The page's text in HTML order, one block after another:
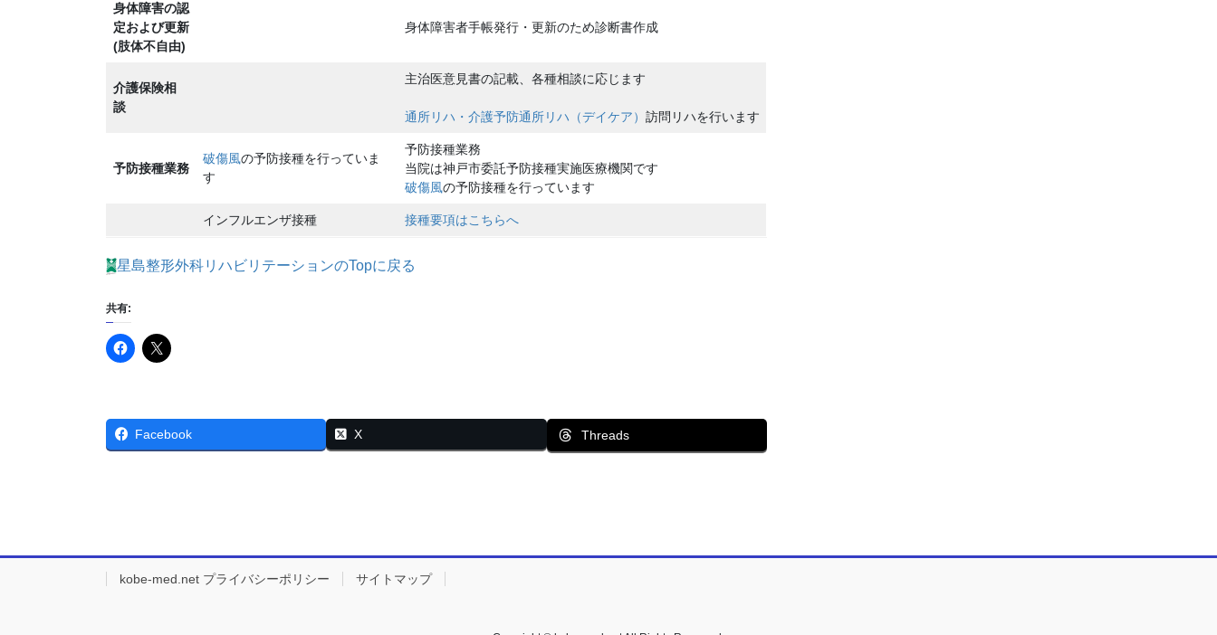
身体障害の認
定および更新
(肢体不自由)
身体障害者手帳発行・更新のため診断書作成
介護保険相
談
主治医意見書の記載、各種相談に応じます
通所リハ・介護予防通所リハ（デイケア） 訪問リハを行います
予防接種業務
破傷風の予防接種を行っていま
す
予防接種業務
当院は神戸市委託予防接種実施医療機関です
破傷風の予防接種を行っています
インフルエンザ接種 接種要項はこちらへ
星島整形外科リハビリテーションのTopに戻る
共有:
Facebook X Threads
kobe-med.net プライバシーポリシー サイトマップ